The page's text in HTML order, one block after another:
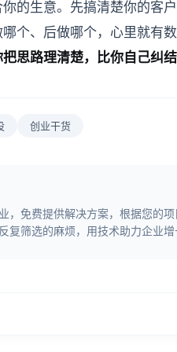
的生意。先搞清楚你的客
个、后做哪个，心里就有数
思路理清楚，比你自己纠结
创业干货
，免费提供解决方案，根据您的
筛选的麻烦，用技术助力企业增